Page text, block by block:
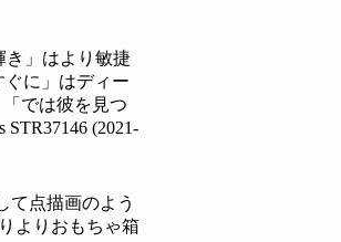
」はより敏捷
に」はディー
では彼を見つ
STR37146 (2021-
て点描画のよう
よりおもちゃ箱